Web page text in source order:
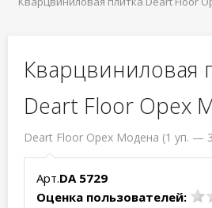
Кварцвиниловая
Deart Floor Орех
Deart Floor Орех Модена (1 уп. —
Арт.DA 5729
Оценка пользователей: